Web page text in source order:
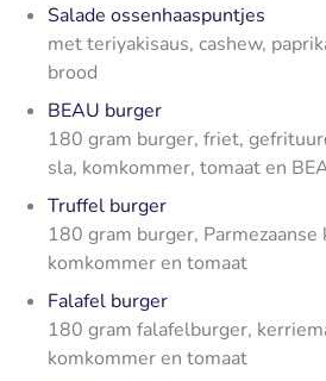
Salade ossenhaaspuntjes
met teriyakisaus, cashew,
brood
BEAU burger
180 gram burger, friet,
sla, komkommer, tomaat en
Truffel burger
180 gram burger,
komkommer en tomaat
Falafel burger
180 gram falafelburger,
komkommer en tomaat